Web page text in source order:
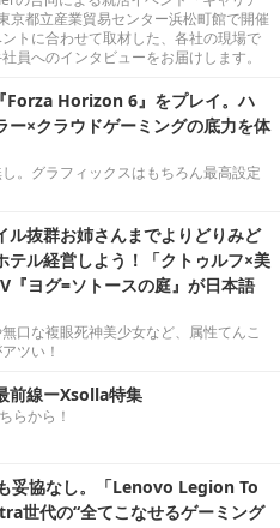
京都立産業貿易センター浜松町館で開催
トに合わせて取材した、各社の現場で
員へのインタビューをお届けします。
Forza Horizon 6』をプレイ。ハ
ー×クラウドゲーミングの底力を体
。グラフィックスはもちろん最高設定
ル抜群お姉さんまでよりどりみど
テル経営しよう！「クトゥルフ×美
『ヨグ=ソトースの庭』が日本語
口な複眼死神美少女など、属性てんこ
ツい！
前線ーXsolla特集
らから！
妥協なし。「Lenovo Legion To
世代の“全てこなせるゲーミング